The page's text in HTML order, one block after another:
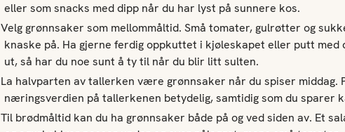
eller som snacks med dipp når du har lyst på sunnere kos.
Velg grønnsaker som mellommåltid. Små tomater, gulrøtter og
knaske på. Ha gjerne ferdig oppkuttet i kjøleskapet eller putt med
ut, så har du noe sunt å ty til når du blir litt sulten.
La halvparten av tallerken være grønnsaker når du spiser middag.
næringsverdien på tallerkenen betydelig, samtidig som du sparer
Til brødmåltid kan du ha grønnsaker både på og ved siden av. Et